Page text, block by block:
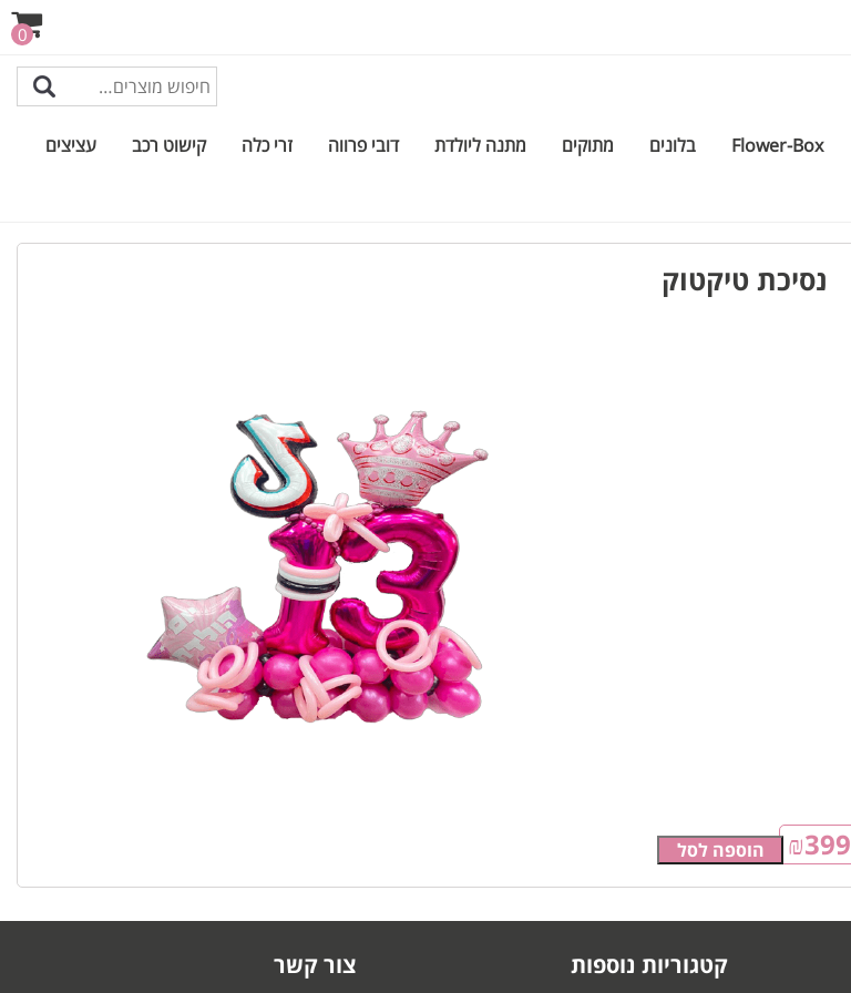
0
Flower-Box בלונים מתוקים מתנה ליולדת דובי פרווה זרי כלה קישוט רכב עציצים
נסיכת טיקטוק
₪399 הוספה לסל
קטגוריות נוספות צור קשר